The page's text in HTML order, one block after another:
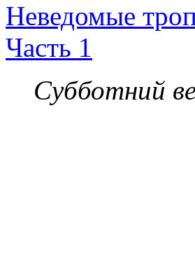
Неведомые
Часть 1
Субботний